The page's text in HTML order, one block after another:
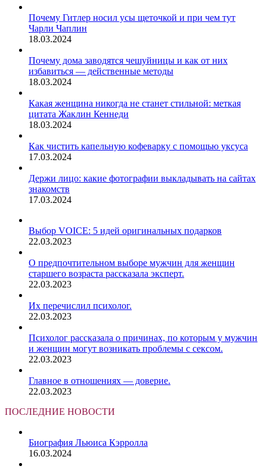
организмуПочему Гитлер носил усы щеточкой и при чем тут
Чарли Чаплин
18.03.2024
Почему дома заводятся чешуйницы и как от них
избавиться — действенные методы
18.03.2024
Какая женщина никогда не станет стильной: меткая
цитата Жаклин Кеннеди
18.03.2024
Как чистить капельную кофеварку с помощью уксуса
17.03.2024
Держи лицо: какие фотографии выкладывать на сайтах
знакомств
17.03.2024
Выбор VOICE: 5 идей оригинальных подарков
22.03.2023
О предпочтительном выборе мужчин для женщин
старшего возраста рассказала эксперт.
22.03.2023
Их перечислил психолог.
22.03.2023
Психолог рассказала о причинах, по которым у мужчин
и женщин могут возникать проблемы с сексом.
22.03.2023
Главное в отношениях — доверие.
22.03.2023
ПОСЛЕДНИЕ НОВОСТИ
Биография Льюиса Кэрролла
16.03.2024